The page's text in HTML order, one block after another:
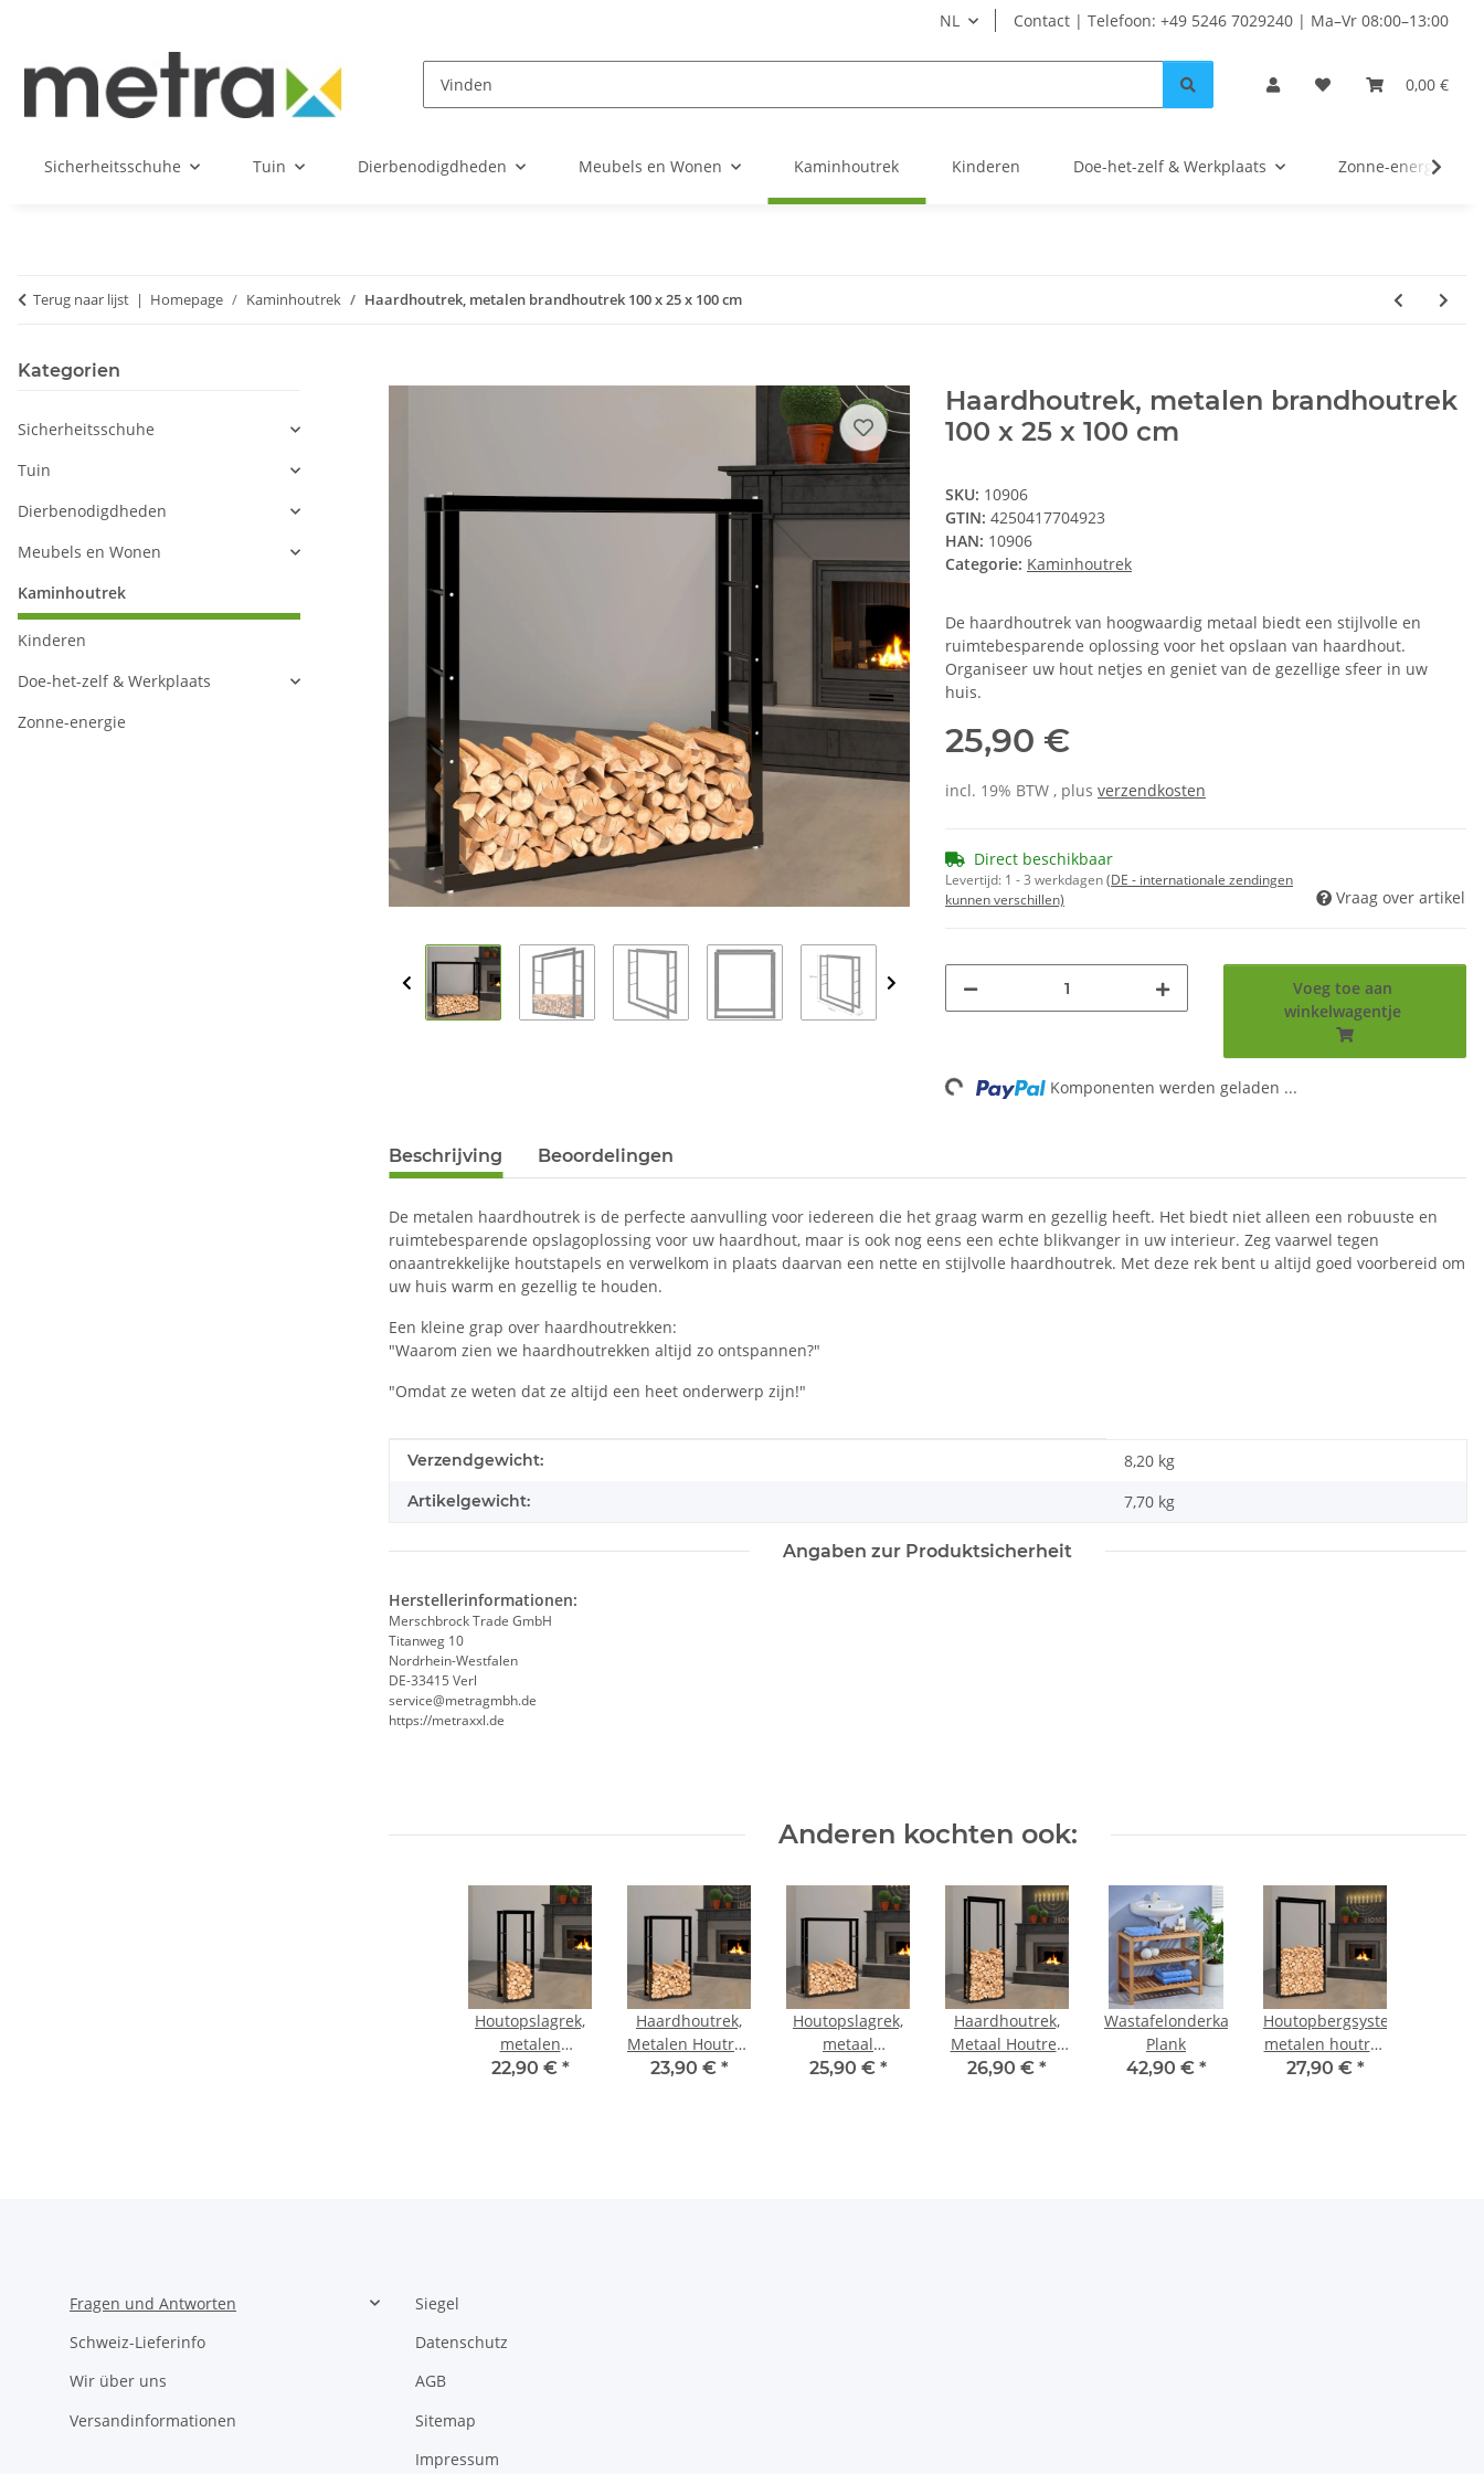
NL Contact | Telefoon: +49 5246 7029240 | Ma–Vr 08:00–13:00
0,00 €
Sicherheitsschuhe Tuin Dierbenodigdheden Meubels en Wonen Kaminhoutrek Kinderen Doe-het-zelf & Werkplaats Zonne-energie
Terug naar lijst Homepage Kaminhoutrek Haardhoutrek, metalen brandhoutrek 100 x 25 x 100 cm
Haardhoutrek, metalen brandhoutrek
100 x 25 x 100 cm
SKU: 10906
GTIN: 4250417704923
HAN: 10906
Categorie: Kaminhoutrek
De haardhoutrek van hoogwaardig metaal biedt een stijlvolle en
ruimtebesparende oplossing voor het opslaan van haardhout.
Organiseer uw hout netjes en geniet van de gezellige sfeer in uw
huis.
25,90 €
incl. 19% BTW , plus verzendkosten
Direct beschikbaar
Levertijd: 1 - 3 werkdagen(DE - internationale zendingen
kunnen verschillen)
Vraag over artikel
Voeg toe aan
winkelwagentje
Loading... Komponenten werden geladen ...
Beschrijving Beoordelingen
De metalen haardhoutrek is de perfecte aanvulling voor iedereen die het graag warm en gezellig heeft. Het biedt niet alleen een robuuste en
ruimtebesparende opslagoplossing voor uw haardhout, maar is ook nog eens een echte blikvanger in uw interieur. Zeg vaarwel tegen
onaantrekkelijke houtstapels en verwelkom in plaats daarvan een nette en stijlvolle haardhoutrek. Met deze rek bent u altijd goed voorbereid om
uw huis warm en gezellig te houden.
Een kleine grap over haardhoutrekken:
"Waarom zien we haardhoutrekken altijd zo ontspannen?"
"Omdat ze weten dat ze altijd een heet onderwerp zijn!"
#productDetails.itemInformation#
#productDetails.itemValue#
Verzendgewicht: 8,20 kg
Artikelgewicht: 7,70 kg
Angaben zur Produktsicherheit
Herstellerinformationen:
Merschbrock Trade GmbH
Titanweg 10
Nordrhein-Westfalen
DE-33415 Verl
service@metragmbh.de
https://metraxxl.de
Anderen kochten ook:
Houtopslagrek,
metalen
brandhoutrek
22,90 € *
Haardhoutrek,
Metalen Houtrek
60 x 25 x 100 cm
23,90 € *
Houtopslagrek,
metaal
brandhoutrek
25,90 € *
Haardhoutrek,
Metaal Houtrek
60 x 25 x 150 cm
26,90 € *
Wastafelonderkast
Plank
42,90 € *
Houtopbergsysteem,
metalen houtrek
80 x 25 x 150 cm
27,90 € *
Kategorien
Sicherheitsschuhe
Tuin
Dierbenodigdheden
Meubels en Wonen
Kaminhoutrek
Kinderen
Doe-het-zelf & Werkplaats
Zonne-energie
Fragen und Antworten
Schweiz-Lieferinfo
Wir über uns
Versandinformationen
Siegel
Datenschutz
AGB
Sitemap
Impressum